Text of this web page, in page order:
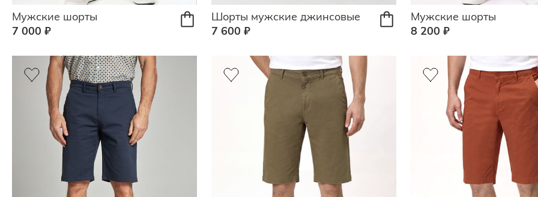
Мужские шорты
7 000 ₽
Шорты мужские джинсовые
7 600 ₽
Мужские шорты
8 200 ₽